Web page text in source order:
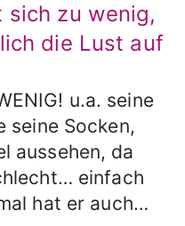
sich zu wenig,
die Lust auf
u.a. seine
seine Socken,
aussehen, da
einfach
hat er auch…